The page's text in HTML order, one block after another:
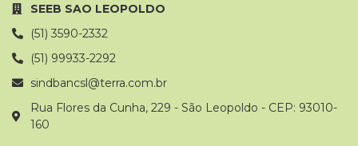
SEEB SAO LEOPOLDO
(51) 3590-2332
(51) 99933-2292
sindbancsl@terra.com.br
Rua Flores da Cunha, 229 - São Leopoldo - CEP: 93010-
160